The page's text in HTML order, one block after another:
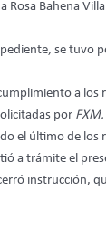
Rosa Bahena
se tuvo
a los
por FXM.
el último de los
a trámite el
instrucción,